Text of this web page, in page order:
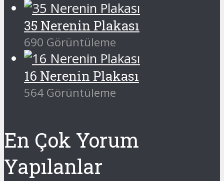
35 Nerenin Plakası
690 Görüntüleme
16 Nerenin Plakası
564 Görüntüleme
En Çok Yorum
Yapılanlar